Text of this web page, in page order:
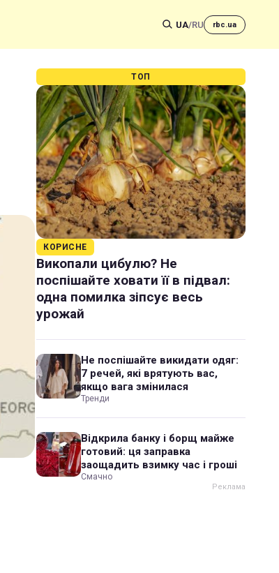
UA/RU rbc.ua
ТОП
КОРИСНЕ
Викопали цибулю? Не
поспішайте ховати її в підвал:
одна помилка зіпсує весь
урожай
Не поспішайте викидати одяг:
7 речей, які врятують вас,
якщо вага змінилася
Тренди
Відкрила банку і борщ майже
готовий: ця заправка
заощадить взимку час і гроші
Смачно